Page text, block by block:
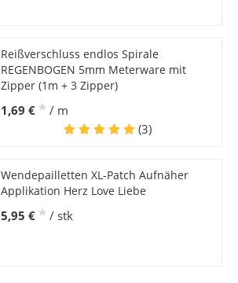
Reißverschluss endlos Spirale
REGENBOGEN 5mm Meterware mit
Zipper (1m + 3 Zipper)
1,69 € * / m
(3)
Wendepailletten XL-Patch Aufnäher
Applikation Herz Love Liebe
5,95 € * / stk